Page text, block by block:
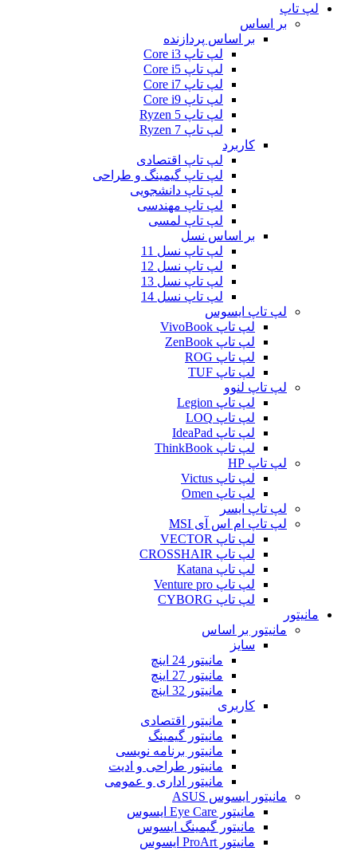
لپ تاپ
بر اساس
بر اساس پردازنده
لپ تاپ Core i3
لپ تاپ Core i5
لپ تاپ Core i7
لپ تاپ Core i9
لپ تاپ Ryzen 5
لپ تاپ Ryzen 7
کاربرد
لپ تاپ اقتصادی
لپ تاپ گیمینگ و طراحی
لپ تاپ دانشجویی
لپ تاپ مهندسی
لپ تاپ لمسی
بر اساس نسل
لپ تاپ نسل 11
لپ تاپ نسل 12
لپ تاپ نسل 13
لپ تاپ نسل 14
لپ تاپ ایسوس
لپ تاپ VivoBook
لپ تاپ ZenBook
لپ تاپ ROG
لپ تاپ TUF
لپ تاپ لنوو
لپ تاپ Legion
لپ تاپ LOQ
لپ تاپ IdeaPad
لپ تاپ ThinkBook
لپ تاپ HP
لپ تاپ Victus
لپ تاپ Omen
لپ تاپ ایسر
لپ تاپ ام اس آی MSI
لپ تاپ VECTOR
لپ تاپ CROSSHAIR
لپ تاپ Katana
لپ تاپ Venture pro
لپ تاپ CYBORG
مانیتور
مانیتور بر اساس
سایز
مانیتور 24 اینچ
مانیتور 27 اینچ
مانیتور 32 اینچ
کاربری
مانیتور اقتصادی
مانیتور گیمینگ
مانیتور برنامه نویسی
مانیتور طراحی و ادیت
مانیتور اداری و عمومی
مانیتور ایسوس ASUS
مانیتور Eye Care ایسوس
مانیتور گیمینگ ایسوس
مانیتور ProArt ایسوس